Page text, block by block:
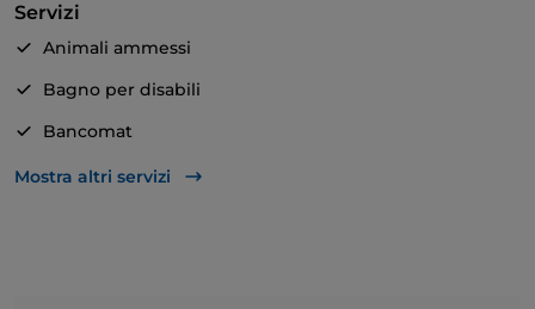
Gruppo Gamma, la sostenibilità ambientale. Il Bar è
caratterizzato da prodotti buoni perché sani, a km0 e
Colonie Padane è infatti un’opportunità di incontro e
condivisione, perché sono coinvolte anche persone
integrazione lavorativa. Il bar organizza catering
Servizi
Animali ammessi
Bagno per disabili
Bancomat
Parcheggio
Mostra altri servizi